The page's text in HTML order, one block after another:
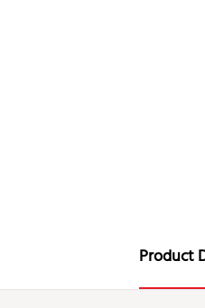
Product